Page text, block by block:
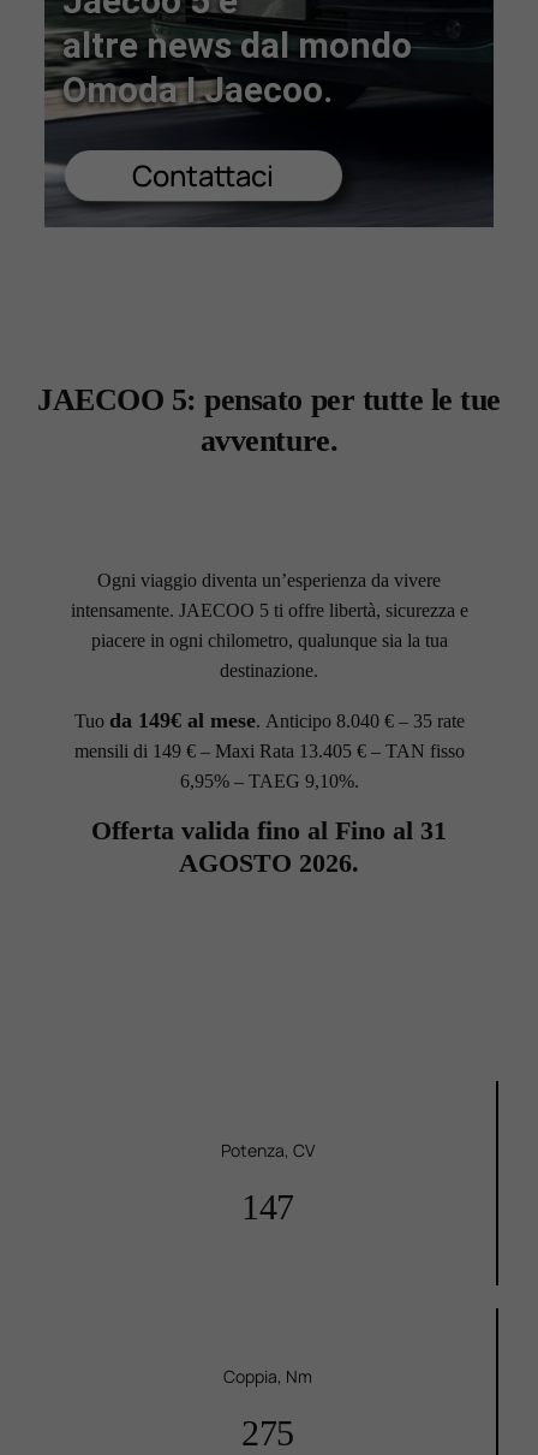
Lavora Con Noi
Contattaci
altre news dal mondo
Omoda I Jaecoo.
Contattaci
JAECOO 5: pensato per tutte le tue
avventure.
Ogni viaggio diventa un’esperienza da vivere
intensamente. JAECOO 5 ti offre libertà, sicurezza e
piacere in ogni chilometro, qualunque sia la tua
destinazione.
Tuo da 149€ al mese. Anticipo 8.040 € – 35 rate
mensili di 149 € – Maxi Rata 13.405 € – TAN fisso
6,95% – TAEG 9,10%.
Offerta valida fino al Fino al 31
AGOSTO 2026.
Potenza, CV
147
Coppia, Nm
275